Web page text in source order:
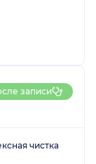
записи
чистка